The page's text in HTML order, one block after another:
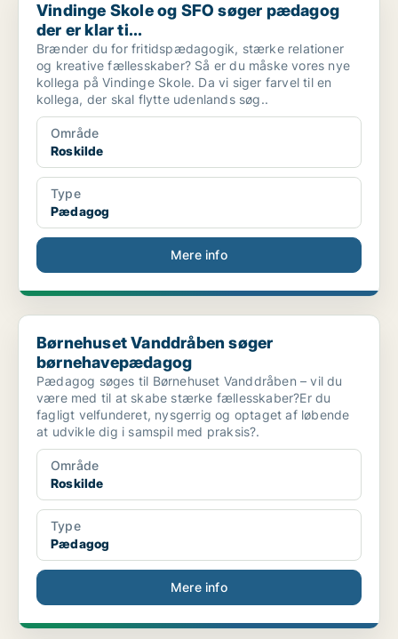
Vindinge Skole og SFO søger pædagog
der er klar ti...
Brænder du for fritidspædagogik, stærke relationer
og kreative fællesskaber? Så er du måske vores nye
kollega på Vindinge Skole. Da vi siger farvel til en
kollega, der skal flytte udenlands søg..
Område
Roskilde
Type
Pædagog
Mere info
Børnehuset Vanddråben søger børnehavepædagog
Børnehuset Vanddråben søger
børnehavepædagog
Pædagog søges til Børnehuset Vanddråben – vil du
være med til at skabe stærke fællesskaber?Er du
fagligt velfunderet, nysgerrig og optaget af løbende
at udvikle dig i samspil med praksis?.
Område
Roskilde
Type
Pædagog
Mere info